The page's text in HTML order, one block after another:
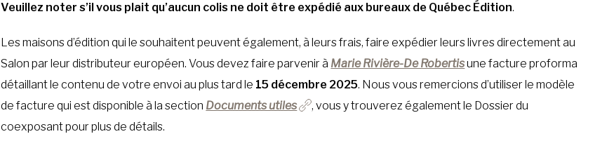
Veuillez noter s’il vous plait qu’aucun colis ne doit être expédié aux bureaux de Québec Édition.
Les maisons d’édition qui le souhaitent peuvent également, à leurs frais, faire expédier leurs livres directement au
Salon par leur distributeur européen. Vous devez faire parvenir à Marie Rivière-De Robertisune facture proforma
détaillant le contenu de votre envoi au plus tard le 15 décembre 2025. Nous vous remercions d’utiliser le modèle
de facture qui est disponible à la section Documents utiles
, vous y trouverez également le Dossier du
coexposant pour plus de détails.